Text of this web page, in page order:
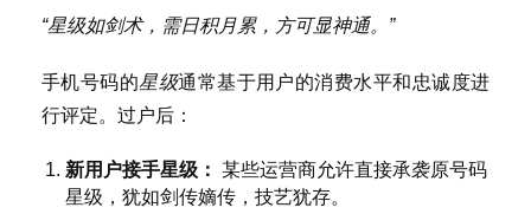
“星级如剑术，需日积月累，方可显神通。”
手机号码的星级通常基于用户的消费水平和忠诚度进
行评定。过户后：
新用户接手星级： 某些运营商允许直接承袭原号码
星级，犹如剑传嫡传，技艺犹存。